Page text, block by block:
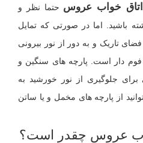
اتاق خواب عروس حتما نظر و
باشید. اما در صورتی که تمایل
تاریک و به دور از نور بیرونی
فوم دار است. پارچه های سنگین و
برای جلوگیری از نور خورشید به
از پارچه های مخمل و یا ساتن
عروس چقدر است؟